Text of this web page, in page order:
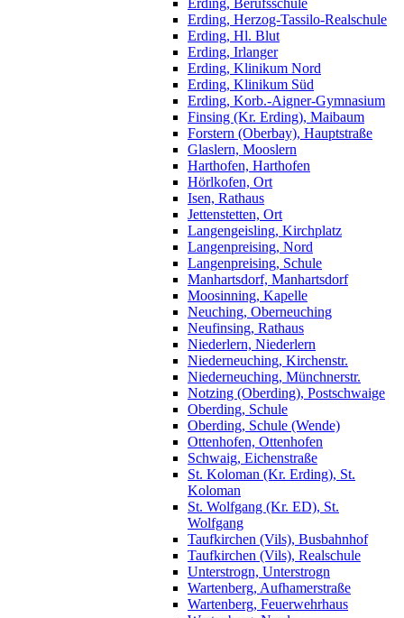
Erding, Berufsschule
Erding, Herzog-Tassilo-Realschule
Erding, Hl. Blut
Erding, Irlanger
Erding, Klinikum Nord
Erding, Klinikum Süd
Erding, Korb.-Aigner-Gymnasium
Finsing (Kr. Erding), Maibaum
Forstern (Oberbay), Hauptstraße
Glaslern, Mooslern
Harthofen, Harthofen
Hörlkofen, Ort
Isen, Rathaus
Jettenstetten, Ort
Langengeisling, Kirchplatz
Langenpreising, Nord
Langenpreising, Schule
Manhartsdorf, Manhartsdorf
Moosinning, Kapelle
Neuching, Oberneuching
Neufinsing, Rathaus
Niederlern, Niederlern
Niederneuching, Kirchenstr.
Niederneuching, Münchnerstr.
Notzing (Oberding), Postschwaige
Oberding, Schule
Oberding, Schule (Wende)
Ottenhofen, Ottenhofen
Schwaig, Eichenstraße
St. Koloman (Kr. Erding), St.
Koloman
St. Wolfgang (Kr. ED), St.
Wolfgang
Taufkirchen (Vils), Busbahnhof
Taufkirchen (Vils), Realschule
Unterstrogn, Unterstrogn
Wartenberg, Aufhamerstraße
Wartenberg, Feuerwehrhaus